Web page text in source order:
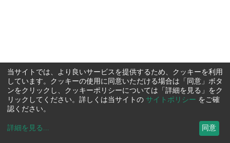
当サイトでは、より良いサービスを提供するため、クッキーを利用
しています。クッキーの使用に同意いただける場合は「同意」ボタ
ンをクリックし、クッキーポリシーについては「詳細を見る」をク
リックしてください。詳しくは当サイトの サイトポリシー をご確
認ください。
詳細を見る ... 同意